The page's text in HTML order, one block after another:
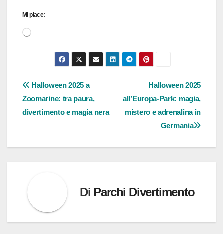
Mi piace:
Caricamento
Navigazione
articoli
Halloween 2025
all’Europa-Park: magia,
mistero e adrenalina in
Germania
Halloween 2025 a
Zoomarine: tra paura,
divertimento e magia nera
Di Parchi Divertimento